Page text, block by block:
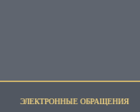
ЭЛЕКТРОННЫЕ ОБРАЩЕНИЯ